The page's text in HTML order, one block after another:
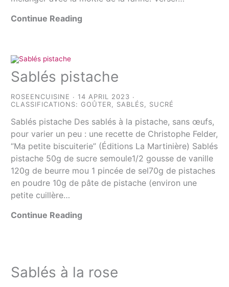
Continue Reading
Sablés pistache
ROSEENCUISINE
14 APRIL 2023
CLASSIFICATIONS:GOÛTER SABLÉS SUCRÉ
Sablés pistache Des sablés à la pistache, sans œufs,
pour varier un peu : une recette de Christophe Felder,
“Ma petite biscuiterie” (Éditions La Martinière) Sablés
pistache 50g de sucre semoule1/2 gousse de vanille
120g de beurre mou 1 pincée de sel70g de pistaches
en poudre 10g de pâte de pistache (environ une
petite cuillère…
Continue Reading
Sablés à la rose